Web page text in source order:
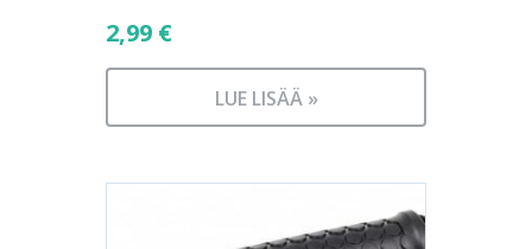
2,99 €
LUE LISÄÄ »